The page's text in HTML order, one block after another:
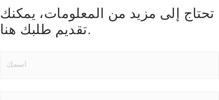
تحتاج إلى مزيد من المعلومات، يمكنك
تقديم طلبك هنا.